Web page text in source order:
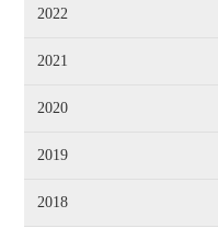
2022
2021
2020
2019
2018